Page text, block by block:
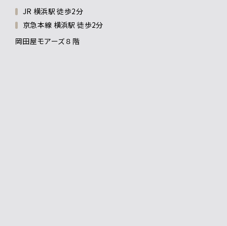
JR 横浜駅 徒歩2分
京急本線 横浜駅 徒歩2分
岡田屋モアーズ８階